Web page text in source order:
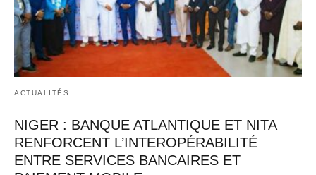
ACTUALITÉS
NIGER : BANQUE ATLANTIQUE ET NITA
RENFORCENT L’INTEROPÉRABILITÉ
ENTRE SERVICES BANCAIRES ET